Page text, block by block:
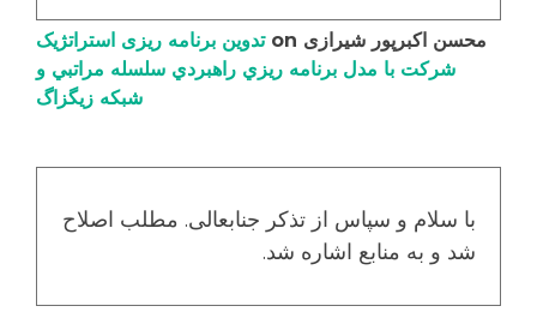
محسن اکبرپور شیرازی
تدوین برنامه ریزی استراتژیک
شرکت با مدل برنامه ریزي راهبردي سلسله مراتبي و
شبکه زیگزاگ
با سلام و سپاس از تذکر جنابعالی. مطلب اصلاح
شد و به منابع اشاره شد.